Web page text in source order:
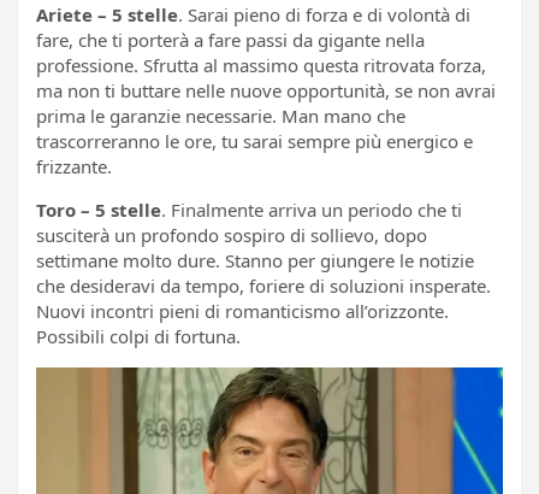
Ariete – 5 stelle. Sarai pieno di forza e di volontà di
fare, che ti porterà a fare passi da gigante nella
professione. Sfrutta al massimo questa ritrovata forza,
ma non ti buttare nelle nuove opportunità, se non avrai
prima le garanzie necessarie. Man mano che
trascorreranno le ore, tu sarai sempre più energico e
frizzante.
Toro – 5 stelle. Finalmente arriva un periodo che ti
susciterà un profondo sospiro di sollievo, dopo
settimane molto dure. Stanno per giungere le notizie
che desideravi da tempo, foriere di soluzioni insperate.
Nuovi incontri pieni di romanticismo all’orizzonte.
Possibili colpi di fortuna.